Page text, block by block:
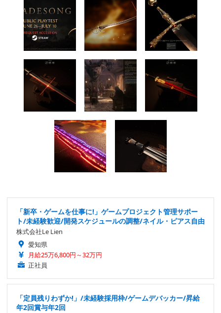
「新卒・ゲームを仕事に!」ゲームプロジェクト管理サポー
ト/未経験歓迎/開発スケジュールの調整/ネイル・ピアス自由
株式会社Le Lien
愛知県
月給25万6,800円～32万円
正社員
「定員残りわずか!」/未経験採用枠/ゲームデバッカー/昇給
年2回賞与年2回